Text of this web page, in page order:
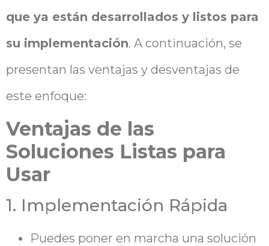
que ya están desarrollados y listos para
su implementación. A continuación, se
presentan las ventajas y desventajas de
este enfoque:
Ventajas de las
Soluciones Listas para
Usar
1. Implementación Rápida
Puedes poner en marcha una solución